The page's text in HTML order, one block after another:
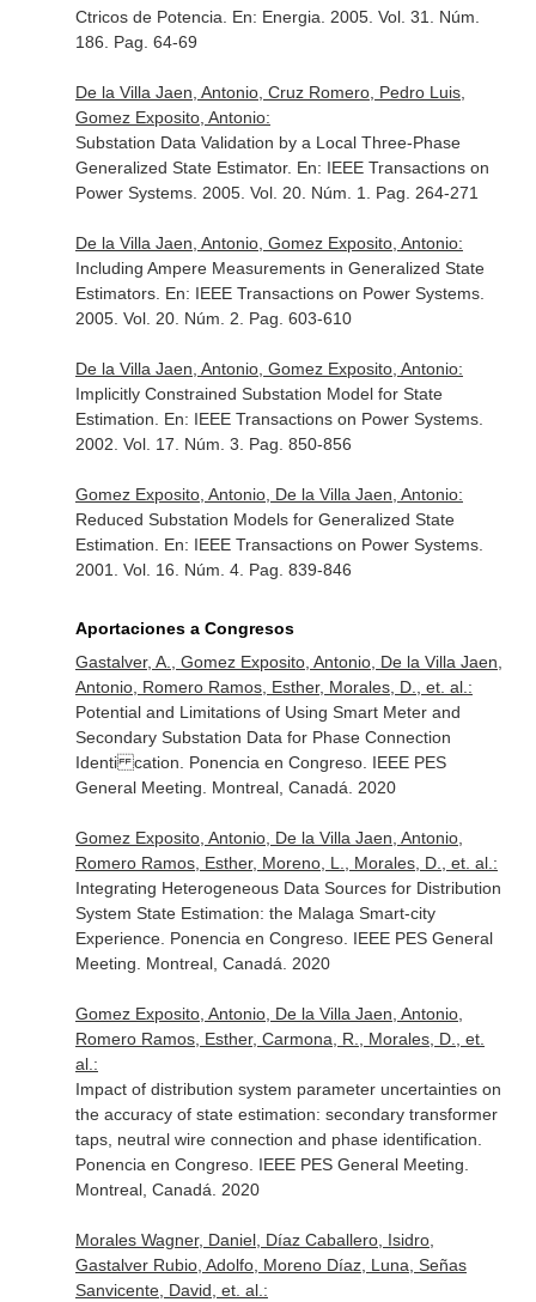
Ctricos de Potencia. En: Energia . 2005. Vol. 31. Núm.
186. Pag. 64-69
De la Villa Jaen, Antonio, Cruz Romero, Pedro Luis,
Gomez Exposito, Antonio:
Substation Data Validation by a Local Three-Phase
Generalized State Estimator. En: IEEE Transactions on
Power Systems. 2005. Vol. 20. Núm. 1. Pag. 264-271
De la Villa Jaen, Antonio, Gomez Exposito, Antonio:
Including Ampere Measurements in Generalized State
Estimators. En: IEEE Transactions on Power Systems.
2005. Vol. 20. Núm. 2. Pag. 603-610
De la Villa Jaen, Antonio, Gomez Exposito, Antonio:
Implicitly Constrained Substation Model for State
Estimation. En: IEEE Transactions on Power Systems.
2002. Vol. 17. Núm. 3. Pag. 850-856
Gomez Exposito, Antonio, De la Villa Jaen, Antonio:
Reduced Substation Models for Generalized State
Estimation. En: IEEE Transactions on Power Systems.
2001. Vol. 16. Núm. 4. Pag. 839-846
Aportaciones a Congresos
Gastalver, A., Gomez Exposito, Antonio, De la Villa Jaen,
Antonio, Romero Ramos, Esther, Morales, D., et. al.:
Potential and Limitations of Using Smart Meter and
Secondary Substation Data for Phase Connection
Identi cation. Ponencia en Congreso. IEEE PES
General Meeting. Montreal, Canadá. 2020
Gomez Exposito, Antonio, De la Villa Jaen, Antonio,
Romero Ramos, Esther, Moreno, L., Morales, D., et. al.:
Integrating Heterogeneous Data Sources for Distribution
System State Estimation: the Malaga Smart-city
Experience. Ponencia en Congreso. IEEE PES General
Meeting. Montreal, Canadá. 2020
Gomez Exposito, Antonio, De la Villa Jaen, Antonio,
Romero Ramos, Esther, Carmona, R., Morales, D., et.
al.:
Impact of distribution system parameter uncertainties on
the accuracy of state estimation: secondary transformer
taps, neutral wire connection and phase identification.
Ponencia en Congreso. IEEE PES General Meeting.
Montreal, Canadá. 2020
Morales Wagner, Daniel, Díaz Caballero, Isidro,
Gastalver Rubio, Adolfo, Moreno Díaz, Luna, Señas
Sanvicente, David, et. al.: